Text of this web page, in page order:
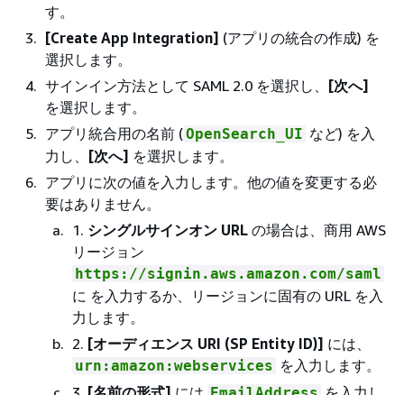
す。
[Create App Integration] (アプリの統合の作成) を
選択します。
サインイン方法として SAML 2.0 を選択し、 [次へ]
を選択します。
アプリ統合用の名前 (OpenSearch_UI など) を入
力し、 [次へ] を選択します。
アプリに次の値を入力します。他の値を変更する必
要はありません。
1. シングルサインオン URL の場合は、商用 AWS
リージョン
https://signin.aws.amazon.com/saml
に を入力するか、リージョンに固有の URL を入
力します。
2. [オーディエンス URI (SP Entity ID)] には、
urn:amazon:webservices を入力します。